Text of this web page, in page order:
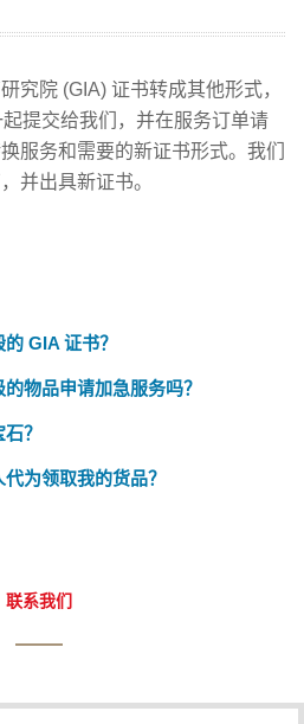
究院 (GIA) 证书转成其他形式，
提交给我们，并在服务订单请
服务和需要的新证书形式。我们
并出具新证书。
GIA 证书？
物品申请加急服务吗？
？
为领取我的货品？
联系我们